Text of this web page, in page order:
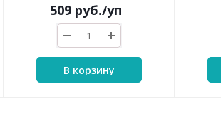
509руб./уп
В корзину